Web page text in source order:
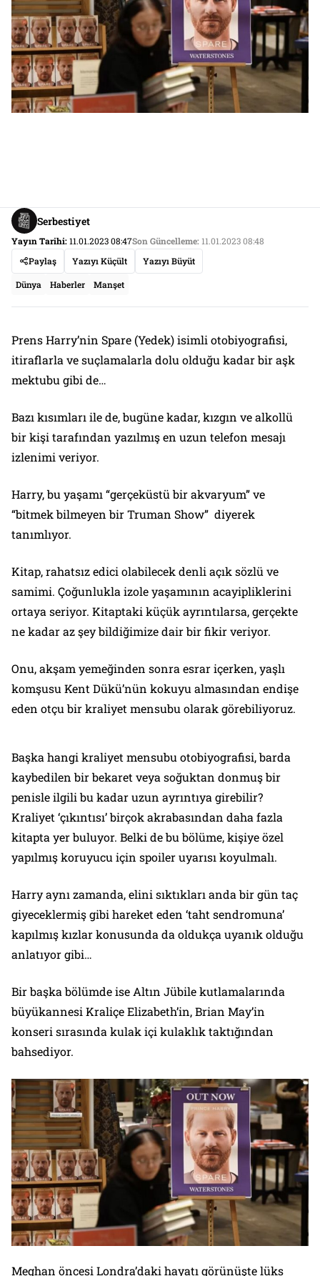
Serbestiyet
Yayın Tarihi:11.01.2023 08:47Son Güncelleme:11.01.2023 08:48
Paylaş
Yazıyı Küçült Yazıyı Büyüt
Dünya Haberler Manşet
Prens Harry’nin Spare (Yedek) isimli otobiyografisi,
itiraflarla ve suçlamalarla dolu olduğu kadar bir aşk
mektubu gibi de…
Bazı kısımları ile de, bugüne kadar, kızgın ve alkollü
bir kişi tarafından yazılmış en uzun telefon mesajı
izlenimi veriyor.
Harry, bu yaşamı “gerçeküstü bir akvaryum” ve
“bitmek bilmeyen bir Truman Show” diyerek
tanımlıyor.
Kitap, rahatsız edici olabilecek denli açık sözlü ve
samimi. Çoğunlukla izole yaşamının acayipliklerini
ortaya seriyor. Kitaptaki küçük ayrıntılarsa, gerçekte
ne kadar az şey bildiğimize dair bir fikir veriyor.
Onu, akşam yemeğinden sonra esrar içerken, yaşlı
komşusu Kent Dükü’nün kokuyu almasından endişe
eden otçu bir kraliyet mensubu olarak görebiliyoruz.
Başka hangi kraliyet mensubu otobiyografisi, barda
kaybedilen bir bekaret veya soğuktan donmuş bir
penisle ilgili bu kadar uzun ayrıntıya girebilir?
Kraliyet ‘çıkıntısı’ birçok akrabasından daha fazla
kitapta yer buluyor. Belki de bu bölüme, kişiye özel
yapılmış koruyucu için spoiler uyarısı koyulmalı.
Harry aynı zamanda, elini sıktıkları anda bir gün taç
giyeceklermiş gibi hareket eden ‘taht sendromuna’
kapılmış kızlar konusunda da oldukça uyanık olduğu
anlatıyor gibi…
Bir başka bölümde ise Altın Jübile kutlamalarında
büyükannesi Kraliçe Elizabeth’in, Brian May’in
konseri sırasında kulak içi kulaklık taktığından
bahsediyor.
Meghan öncesi Londra’daki hayatı görünüşte lüks